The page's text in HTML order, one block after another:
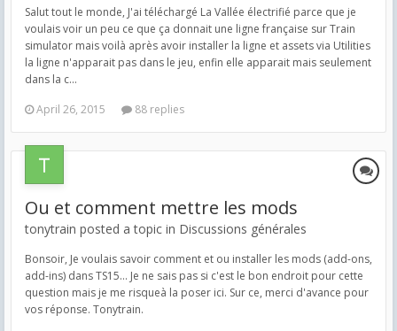
Salut tout le monde, J'ai téléchargé La Vallée électrifié parce que je
voulais voir un peu ce que ça donnait une ligne française sur Train
simulator mais voilà après avoir installer la ligne et assets via Utilities
la ligne n'apparait pas dans le jeu, enfin elle apparait mais seulement
dans la c...
April 26, 2015
88 replies
Ou et comment mettre les mods
tonytrain posted a topic in Discussions générales
Bonsoir, Je voulais savoir comment et ou installer les mods (add-ons,
add-ins) dans TS15... Je ne sais pas si c'est le bon endroit pour cette
question mais je me risqueà la poser ici. Sur ce, merci d'avance pour
vos réponse. Tonytrain.